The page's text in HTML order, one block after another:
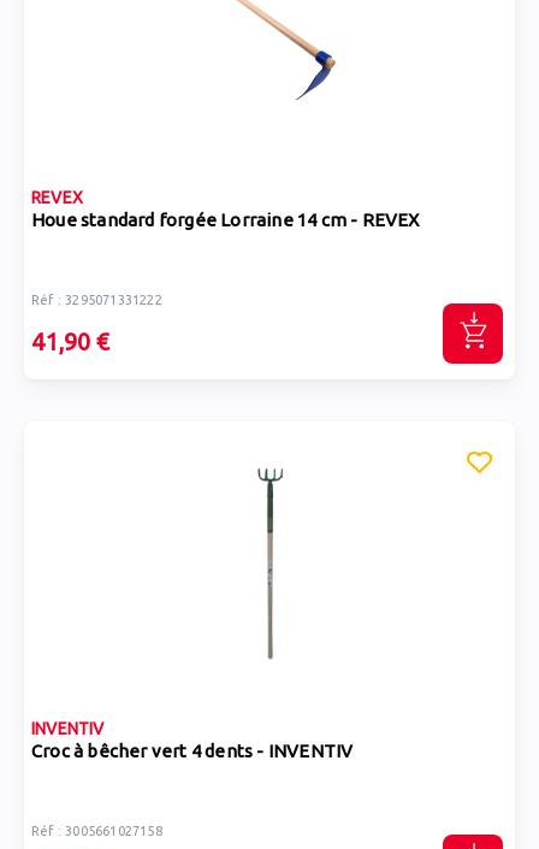
REVEX
Houe standard forgée Lorraine 14 cm - REVEX
Réf : 3295071331222
41,90 €
INVENTIV
Croc à bêcher vert 4 dents - INVENTIV
Réf : 3005661027158